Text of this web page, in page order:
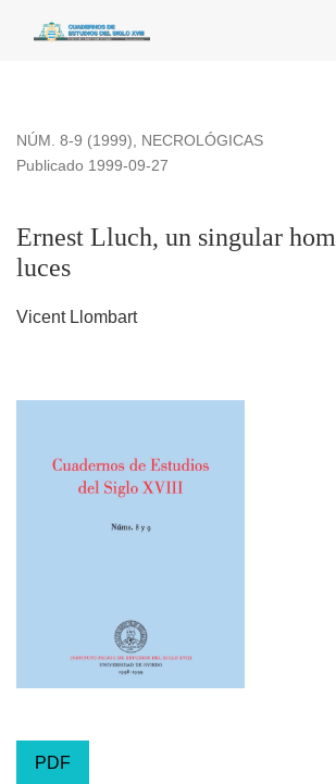
NÚM. 8-9 (1999), NECROLÓGICAS
Ernest Lluch, un singular
luces
Publicado 1999-09-27
Vicent Llombart
PDF